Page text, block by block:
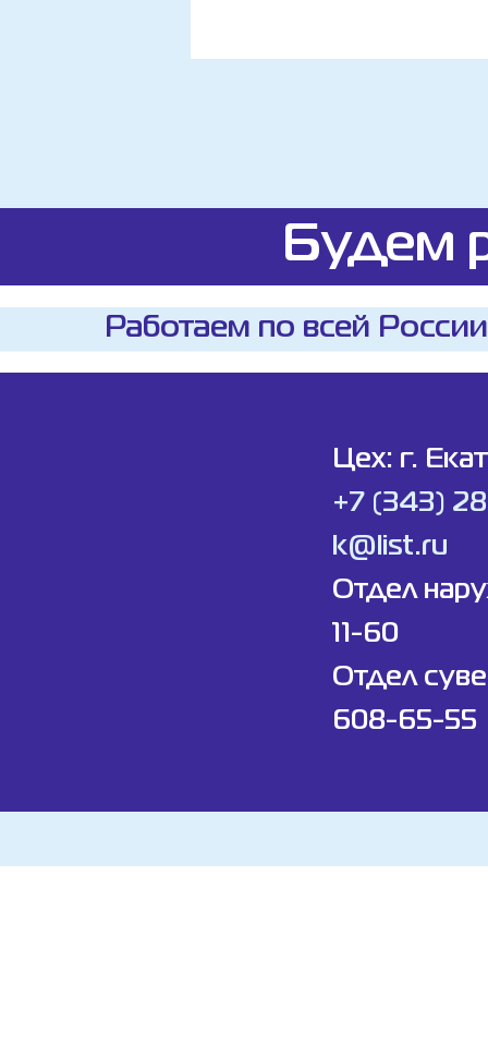
Будем
Работаем по всей
Цех: г.
+7 (343)
k@list.ru
Отдел
11-60
Отдел
608-65-55